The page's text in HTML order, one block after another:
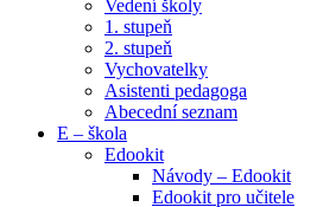
Vedení školy
1. stupeň
2. stupeň
Vychovatelky
Asistenti pedagoga
Abecední seznam
E – škola
Edookit
Návody – Edookit
Edookit pro učitele